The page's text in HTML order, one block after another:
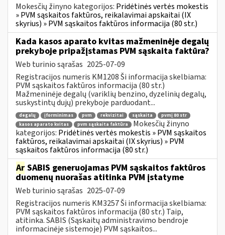
Mokesčių žinyno kategorijos: Pridėtinės vertės mokestis
» PVM sąskaitos faktūros, reikalavimai apskaitai (IX
skyrius) » PVM sąskaitos faktūros informacija (80 str.)
Kada kasos aparato kvitas mažmeninėje degalų
prekyboje pripažįstamas PVM sąskaita faktūra?
Web turinio sąrašas 2025-07-09
Registracijos numeris KM1208 Ši informacija skelbiama:
PVM sąskaitos faktūros informacija (80 str.)
Mažmeninėje degalų (variklių benzino, dyzelinių degalų,
suskystintų dujų) prekyboje parduodant...
degalų įforminimas pvm rekvizitai sąskaita
pvmį 80 str
kasos aparato kvitas
pvm sąskaita faktūra
Mokesčių žinyno
kategorijos: Pridėtinės vertės mokestis » PVM sąskaitos
faktūros, reikalavimai apskaitai (IX skyrius) » PVM
sąskaitos faktūros informacija (80 str.)
Ar SABIS generuojamas PVM sąskaitos faktūros
duomenų nuorašas atitinka PVM įstatyme
Web turinio sąrašas 2025-07-09
Registracijos numeris KM3257 Ši informacija skelbiama:
PVM sąskaitos faktūros informacija (80 str.) Taip,
atitinka. SABIS (Sąskaitų administravimo bendroje
informacinėje sistemoje) PVM sąskaitos...